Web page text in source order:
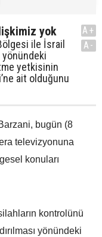
yok
ile İsrail
yetkisinin
ait olduğunu
A+
A-
bugün (8
televizyonuna
konuları
kontrolünü
yönündeki